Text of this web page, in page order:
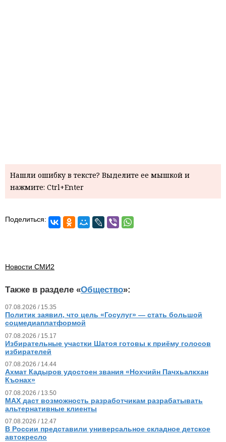
Нашли ошибку в тексте? Выделите ее мышкой и
нажмите: Ctrl+Enter
Поделиться:
Новости СМИ2
Также в разделе «Общество»:
07.08.2026 / 15.35
Политик заявил, что цель «Госулуг» — стать большой
соцмедиаплатформой
07.08.2026 / 15.17
Избирательные участки Шатоя готовы к приёму голосов
избирателей
07.08.2026 / 14.44
Ахмат Кадыров удостоен звания «Нохчийн Пачхьалкхан
Къонах»
07.08.2026 / 13.50
MAX даст возможность разработчикам разрабатывать
альтернативные клиенты
07.08.2026 / 12.47
В России представили универсальное складное детское
автокресло